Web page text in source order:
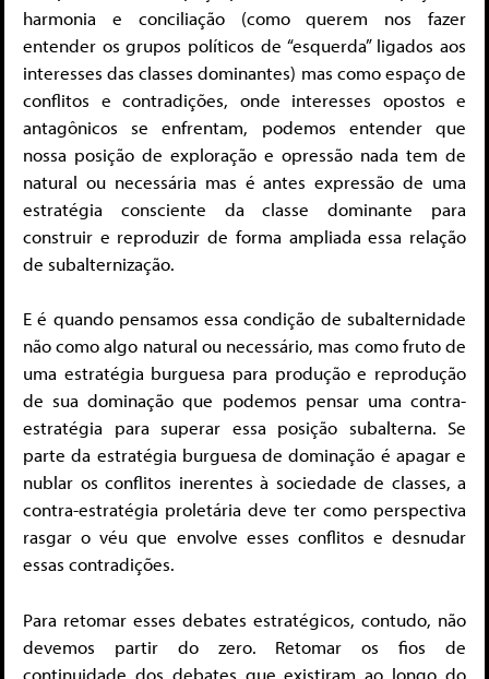
harmonia e conciliação (como querem nos fazer
entender os grupos políticos de “esquerda” ligados aos
interesses das classes dominantes) mas como espaço de
conflitos e contradições, onde interesses opostos e
antagônicos se enfrentam, podemos entender que
nossa posição de exploração e opressão nada tem de
natural ou necessária mas é antes expressão de uma
estratégia consciente da classe dominante para
construir e reproduzir de forma ampliada essa relação
de subalternização.
E é quando pensamos essa condição de subalternidade
não como algo natural ou necessário, mas como fruto de
uma estratégia burguesa para produção e reprodução
de sua dominação que podemos pensar uma contra-
estratégia para superar essa posição subalterna. Se
parte da estratégia burguesa de dominação é apagar e
nublar os conflitos inerentes à sociedade de classes, a
contra-estratégia proletária deve ter como perspectiva
rasgar o véu que envolve esses conflitos e desnudar
essas contradições.
Para retomar esses debates estratégicos, contudo, não
devemos partir do zero. Retomar os fios de
continuidade dos debates que existiram ao longo do